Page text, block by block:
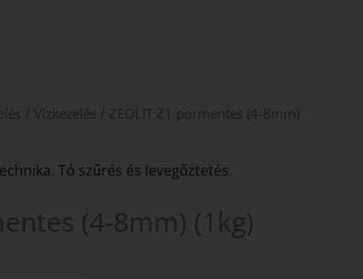
/ Vízkezelés / ZEOLIT Z1 pormentes (4-8mm)
,Tó szűrés és levegőztetés
(4-8mm) (1kg)